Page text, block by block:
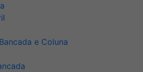
e Coluna